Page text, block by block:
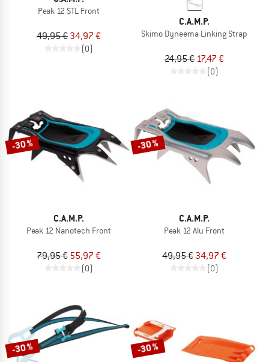
Peak 12 STL Front
49,95 € 34,97 €
(0)
C.A.M.P.
Skimo Dyneema Linking Strap
24,95 € 17,47 €
(0)
-30 %
C.A.M.P.
Peak 12 Nanotech Front
79,95 € 55,97 €
(0)
-30 %
C.A.M.P.
Peak 12 Alu Front
49,95 € 34,97 €
(0)
-30 % -30 %